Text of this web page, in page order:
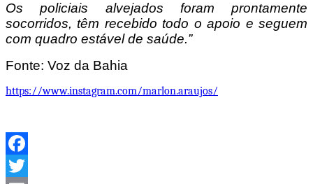
Os policiais alvejados foram prontamente
socorridos, têm recebido todo o apoio e seguem
com quadro estável de saúde.”
Fonte: Voz da Bahia
https://www.instagram.com/marlon.araujos/
Facebook